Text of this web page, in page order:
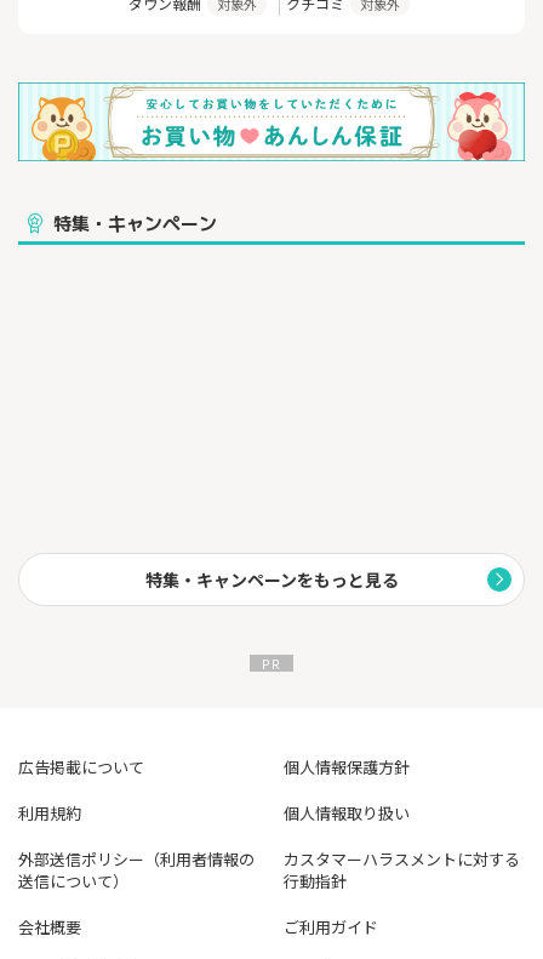
特集・キャンペーン
特集・キャンペーンをもっと見る
広告掲載について
個人情報保護方針
利用規約
個人情報取り扱い
外部送信ポリシー（利用者情報の
送信について）
カスタマーハラスメントに対する
行動指針
会社概要
ご利用ガイド